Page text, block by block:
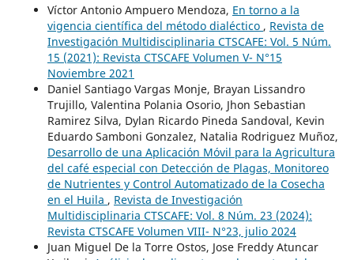
Víctor Antonio Ampuero Mendoza, En torno a la
vigencia científica del método dialéctico , Revista de
Investigación Multidisciplinaria CTSCAFE: Vol. 5 Núm.
15 (2021): Revista CTSCAFE Volumen V- N°15
Noviembre 2021
Daniel Santiago Vargas Monje, Brayan Lissandro
Trujillo, Valentina Polania Osorio, Jhon Sebastian
Ramirez Silva, Dylan Ricardo Pineda Sandoval, Kevin
Eduardo Samboni Gonzalez, Natalia Rodriguez Muñoz,
Desarrollo de una Aplicación Móvil para la Agricultura
del café especial con Detección de Plagas, Monitoreo
de Nutrientes y Control Automatizado de la Cosecha
en el Huila , Revista de Investigación
Multidisciplinaria CTSCAFE: Vol. 8 Núm. 23 (2024):
Revista CTSCAFE Volumen VIII- N°23, julio 2024
Juan Miguel De la Torre Ostos, Jose Freddy Atuncar